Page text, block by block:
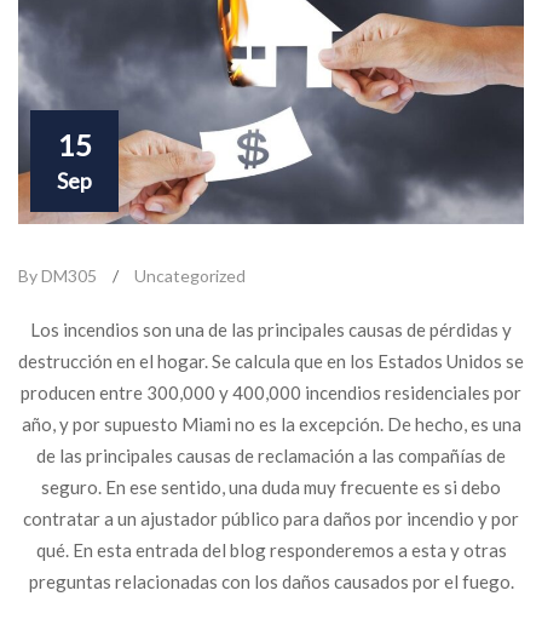
15
Sep
By DM305 / Uncategorized
Los incendios son una de las principales causas de pérdidas y
destrucción en el hogar. Se calcula que en los Estados Unidos se
producen entre 300,000 y 400,000 incendios residenciales por
año, y por supuesto Miami no es la excepción. De hecho, es una
de las principales causas de reclamación a las compañías de
seguro. En ese sentido, una duda muy frecuente es si debo
contratar a un ajustador público para daños por incendio y por
qué. En esta entrada del blog responderemos a esta y otras
preguntas relacionadas con los daños causados por el fuego.